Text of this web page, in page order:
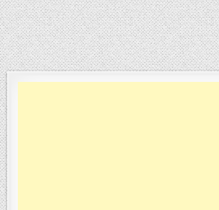
Navigazione articoli